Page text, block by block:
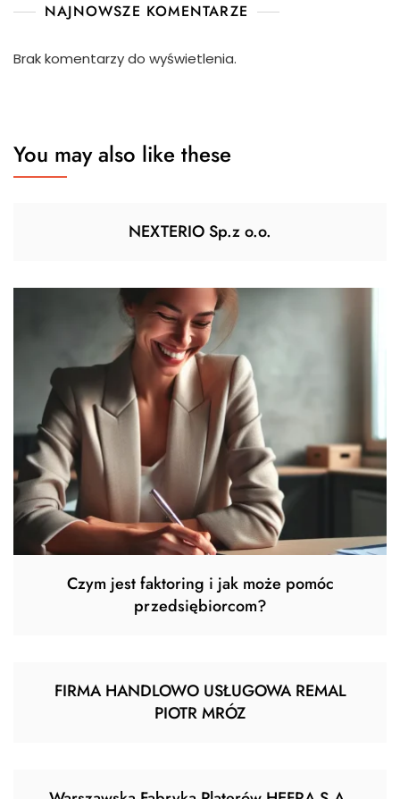
NAJNOWSZE KOMENTARZE
Brak komentarzy do wyświetlenia.
You may also like these
NEXTERIO Sp.z o.o.
Czym jest faktoring i jak może pomóc
przedsiębiorcom?
FIRMA HANDLOWO USŁUGOWA REMAL
PIOTR MRÓZ